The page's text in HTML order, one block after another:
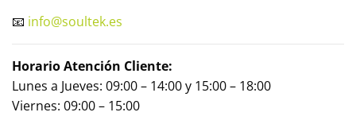
📧 info@soultek.es
Horario Atención Cliente:
Lunes a Jueves: 09:00 – 14:00 y 15:00 – 18:00
Viernes: 09:00 – 15:00